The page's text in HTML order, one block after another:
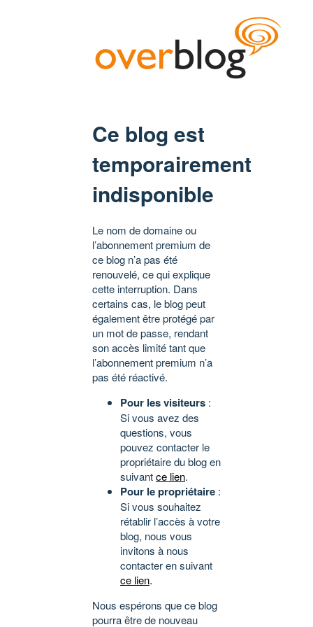
Ce blog est
temporairement
indisponible
Le nom de domaine ou
l’abonnement premium de
ce blog n’a pas été
renouvelé, ce qui explique
cette interruption. Dans
certains cas, le blog peut
également être protégé par
un mot de passe, rendant
son accès limité tant que
l’abonnement premium n’a
pas été réactivé.
Pour les visiteurs :
Si vous avez des
questions, vous
pouvez contacter le
propriétaire du blog en
suivantce lien.
Pour le propriétaire :
Si vous souhaitez
rétablir l’accès à votre
blog, nous vous
invitons à nous
contacter en suivant
ce lien.
Nous espérons que ce blog
pourra être de nouveau